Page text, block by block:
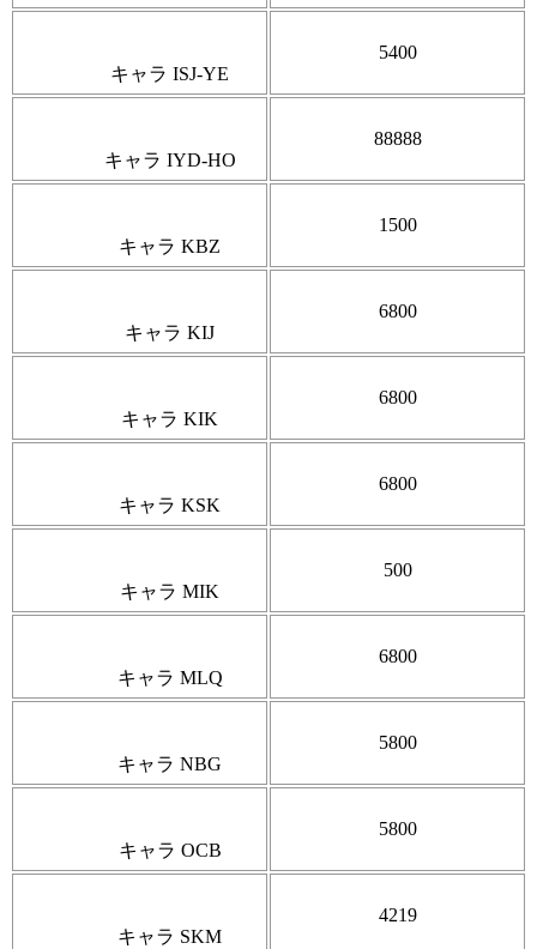
キャラ ISJ-YE
5400
キャラ IYD-HO
88888
キャラ KBZ
1500
キャラ KIJ
6800
キャラ KIK
6800
キャラ KSK
6800
キャラ MIK
500
キャラ MLQ
6800
キャラ NBG
5800
キャラ OCB
5800
キャラ SKM
4219